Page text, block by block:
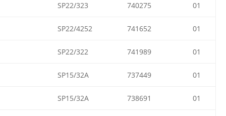
SP22/323 740275 01
SP22/4252 741652 01
SP22/322 741989 01
SP15/32A 737449 01
SP15/32A 738691 01